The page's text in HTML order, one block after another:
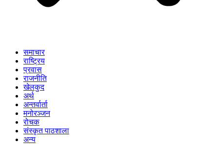
समाचार
राष्ट्रिय
प्रवास
राजनीति
खेलकुद
अर्थ
अन्तर्वार्ता
मनोरञ्जन
रोचक
संस्कृत पाठशाला
अन्य